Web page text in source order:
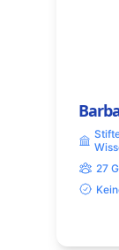
27